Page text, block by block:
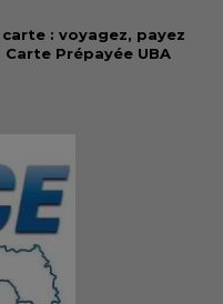
: voyagez, payez
Prépayée UBA